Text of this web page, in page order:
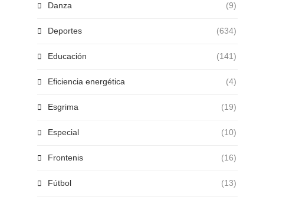
Danza (9)
Deportes (634)
Educación (141)
Eficiencia energética (4)
Esgrima (19)
Especial (10)
Frontenis (16)
Fútbol (13)